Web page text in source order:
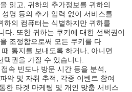
읽고, 귀하의 추가정보를 귀하의
명 등의 추가 입력 없이 서비스를
하의 컴퓨터는 식별하지만 귀하를
다. 또한 귀하는 쿠키에 대한 선택권이
조정함으로써 모든 쿠키를 다
통지를 보내도록 하거나, 아니면
택권을 가질 수 있습니다.
속 빈도나 방문 시간 등을 분석,
악 및 자취 추적, 각종 이벤트 참여
한 타겟 마케팅 및 개인 맞춤 서비스